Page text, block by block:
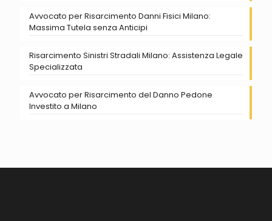
Avvocato per Risarcimento Danni Fisici Milano:
Massima Tutela senza Anticipi
Risarcimento Sinistri Stradali Milano: Assistenza Legale
Specializzata
Avvocato per Risarcimento del Danno Pedone
Investito a Milano